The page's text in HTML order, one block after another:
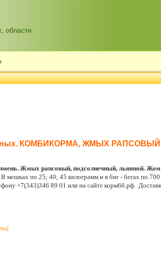
области
КОМБИКОРМА, ЖМЫХ
Жмых рапсовый, подсолнечный, льняной.
В мешках по 25; 40; 45 килограмм и в биг - бегах по
+7(343)346 89 01 или на сайте корм66.рф.